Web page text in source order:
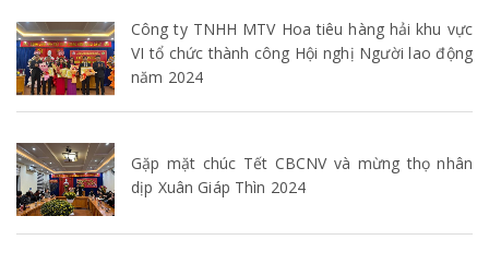
Công ty TNHH MTV Hoa tiêu hàng hải khu vực
VI tổ chức thành công Hội nghị Người lao động
năm 2024
Gặp mặt chúc Tết CBCNV và mừng thọ nhân
dịp Xuân Giáp Thìn 2024